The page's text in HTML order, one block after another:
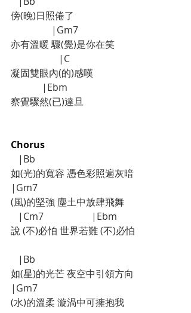
傍(晚)日照倦了
                 |Gm7
亦有溫暖 驟(覺)是你在笑
                    |C
凝固雙眼內(的)感嘆
             |Ebm
察覺驟然(已)達旦
Chorus
   |Bb
如(光)的寬容 憑色彩照遍灰暗
|Gm7
(風)的堅強 塵土中放肆飛舞
   |Cm7                    |Ebm
說 (不)必怕 世界若難 (不)必怕
   |Bb
如(星)的光芒 夜空中引領方向
|Gm7
(水)的溫柔 漩渦中可擁抱我